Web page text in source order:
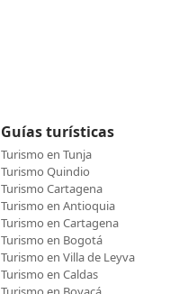
Guías turísticas
Turismo en Tunja
Turismo Quindio
Turismo Cartagena
Turismo en Antioquia
Turismo en Cartagena
Turismo en Bogotá
Turismo en Villa de Leyva
Turismo en Caldas